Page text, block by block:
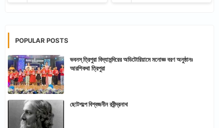
POPULAR POSTS
ভবনস্ ত্রিপুরা বিদ্যামন্দিরের অডিটোরিয়ামে মনোজ্ঞ বরণ অনুষ্ঠানঃ
আরশিকথা ত্রিপুরা
ছোটগল্পে বিশ্বজনীন রবীন্দ্রনাথ